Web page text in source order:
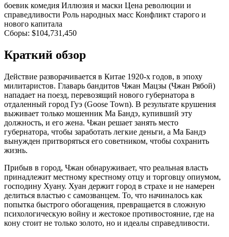
боевик комедия Иллюзия и маски Цена революции и
справедливости Роль народных масс Конфликт старого и
нового капитала
Сборы: $104,731,450
Краткий обзор
Действие разворачивается в Китае 1920-х годов, в эпоху
милитаристов. Главарь бандитов Чжан Мацзы (Чжан Рябой)
нападает на поезд, перевозящий нового губернатора в
отдаленный город Гуэ (Goose Town). В результате крушения
выживает только мошенник Ма Бандэ, купивший эту
должность, и его жена. Чжан решает занять место
губернатора, чтобы заработать легкие деньги, а Ма Бандэ
вынужден притворяться его советником, чтобы сохранить
жизнь.
Прибыв в город, Чжан обнаруживает, что реальная власть
принадлежит местному крестному отцу и торговцу опиумом,
господину Хуану. Хуан держит город в страхе и не намерен
делиться властью с самозванцем. То, что начиналось как
попытка быстрого обогащения, превращается в сложную
психологическую войну и жестокое противостояние, где на
кону стоит не только золото, но и идеалы справедливости.